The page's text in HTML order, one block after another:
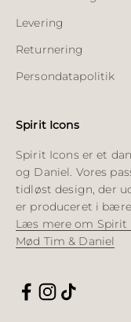
Levering
Returnering
Persondatapolitik
Spirit Icons
Spirit Icons er et
og Daniel. Vores
tidløst design, der
er produceret i
Læs mere om Spirit
Mød Tim & Daniel